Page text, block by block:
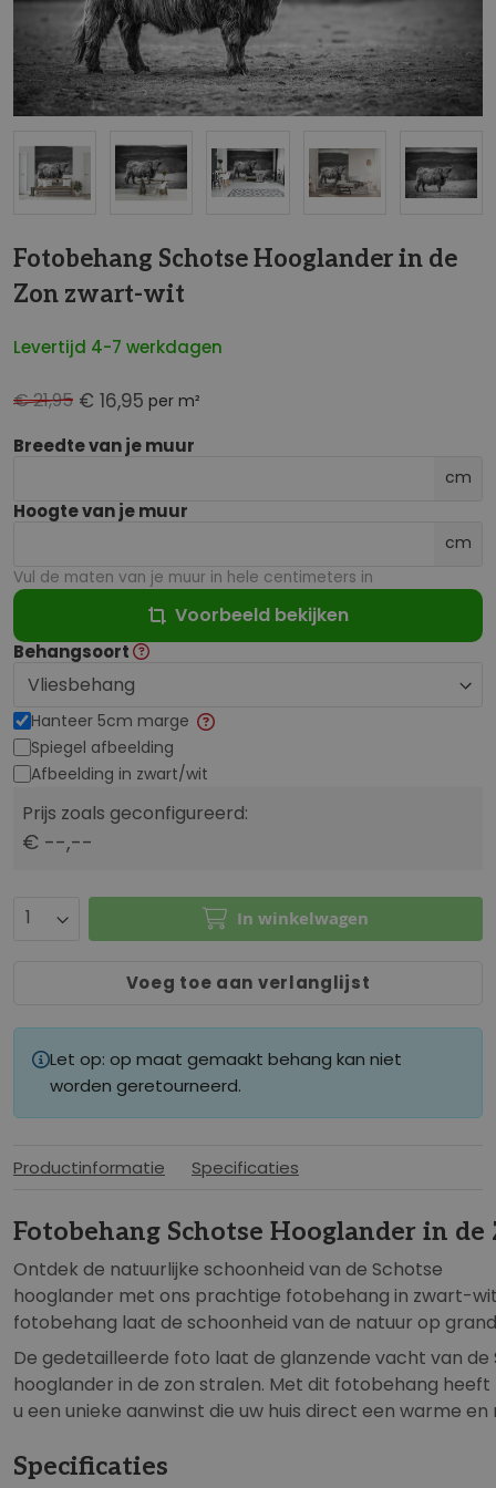
Fotobehang Schotse Hooglander in de
Zon zwart-wit
Levertijd 4-7 werkdagen
€ 16,95 per m²
€ 21,95
Breedte van je muur
cm
Hoogte van je muur
cm
Vul de maten van je muur in hele centimeters in
Voorbeeld bekijken
Behangsoort
Hanteer 5cm marge
Spiegel afbeelding
Afbeelding in zwart/wit
Prijs zoals geconfigureerd:
€ --,--
In winkelwagen
Voeg toe aan verlanglijst
Let op: op maat gemaakt behang kan niet
worden geretourneerd.
Productinformatie Specificaties
Fotobehang Schotse Hooglander in
Ontdek de natuurlijke schoonheid van de Schotse
hooglander met ons prachtige fotobehang in zwart-
fotobehang laat de schoonheid van de natuur op grand
De gedetailleerde foto laat de glanzende vacht van de
hooglander in de zon stralen. Met dit fotobehang heeft
u een unieke aanwinst die uw huis direct een warme en
Specificaties